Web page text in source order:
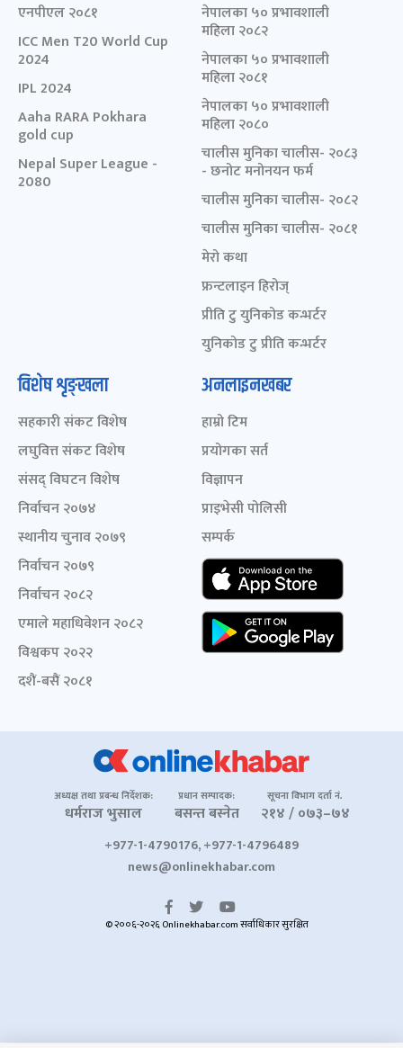
एनपीएल २०८१
ICC Men T20 World Cup
2024
IPL 2024
Aaha RARA Pokhara
gold cup
Nepal Super League -
2080
नेपालका ५० प्रभावशाली
महिला २०८२
नेपालका ५० प्रभावशाली
महिला २०८१
नेपालका ५० प्रभावशाली
महिला २०८०
चालीस मुनिका चालीस- २०८३
- छनोट मनोनयन फर्म
चालीस मुनिका चालीस- २०८२
चालीस मुनिका चालीस- २०८१
मेरो कथा
फ्रन्टलाइन हिरोज्
प्रीति टु युनिकोड कन्भर्टर
युनिकोड टु प्रीति कन्भर्टर
विशेष शृङ्खला
सहकारी संकट विशेष
लघुवित्त संकट विशेष
संसद् विघटन विशेष
निर्वाचन २०७४
स्थानीय चुनाव २०७९
निर्वाचन २०७९
निर्वाचन २०८२
एमाले महाधिवेशन २०८२
विश्वकप २०२२
दशैं-बसैं २०८१
अनलाइनखबर
हाम्रो टिम
प्रयोगका सर्त
विज्ञापन
प्राइभेसी पोलिसी
सम्पर्क
अध्यक्ष तथा प्रबन्ध निर्देशक:
धर्मराज भुसाल
प्रधान सम्पादक:
बसन्त बस्नेत
सूचना विभाग दर्ता नं.
२१४ / ०७३–७४
+977-1-4790176, +977-1-4796489
news@onlinekhabar.com
© २००६-२०२६ Onlinekhabar.com सर्वाधिकार सुरक्षित